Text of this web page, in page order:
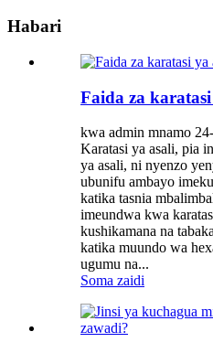
Habari
Faida za
kwa admin mnamo
Karatasi ya asali, pia
ya asali, ni nyenzo
ubunifu ambayo
katika tasnia
imeundwa kwa
kushikamana na
katika muundo wa
ugumu na...
Soma zaidi